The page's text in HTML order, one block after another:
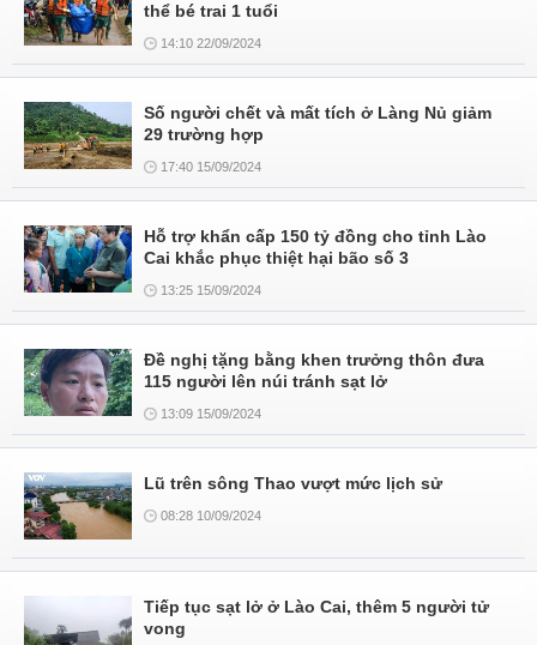
thể bé trai 1 tuổi
14:10 22/09/2024
Số người chết và mất tích ở Làng Nủ giảm
29 trường hợp
17:40 15/09/2024
Hỗ trợ khẩn cấp 150 tỷ đồng cho tỉnh Lào
Cai khắc phục thiệt hại bão số 3
13:25 15/09/2024
Đề nghị tặng bằng khen trưởng thôn đưa
115 người lên núi tránh sạt lở
13:09 15/09/2024
Lũ trên sông Thao vượt mức lịch sử
08:28 10/09/2024
Tiếp tục sạt lở ở Lào Cai, thêm 5 người tử
vong